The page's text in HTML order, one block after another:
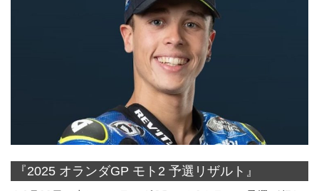
『2025 オランダGP モト2 予選リザルト』